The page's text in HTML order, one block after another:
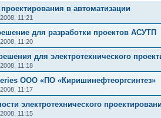
в автоматизации
11:21
для разработки проектов АСУТП
11:20
для электротехнического
11:18
ООО «ПО «Киришинефтеоргсинтез»
11:17
электротехнического
11:15